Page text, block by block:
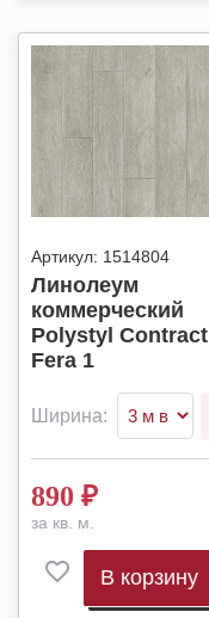
Артикул: 1514804
Линолеум
коммерческий
Polystyl Contract
Fera 1
Ширина:
890 ₽
за кв. м.
В корзину